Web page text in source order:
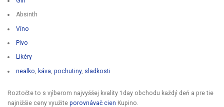
Absinth
Víno
Pivo
Likéry
nealko, káva,pochutiny, sladkosti
Roztočte to s výberom najvyššej kvality 1day obchodu každý deň a pre tie
najnižšie ceny využite porovnávač cien Kupino.